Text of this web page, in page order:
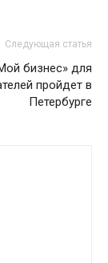
Следующая статья
бизнес» для
пройдет в
Петербурге